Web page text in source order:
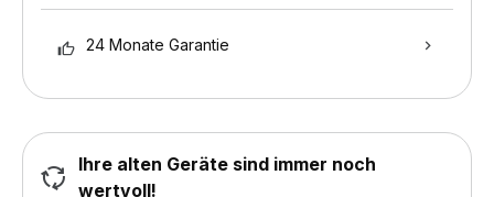
24 Monate Garantie
Ihre alten Geräte sind immer noch
wertvoll!